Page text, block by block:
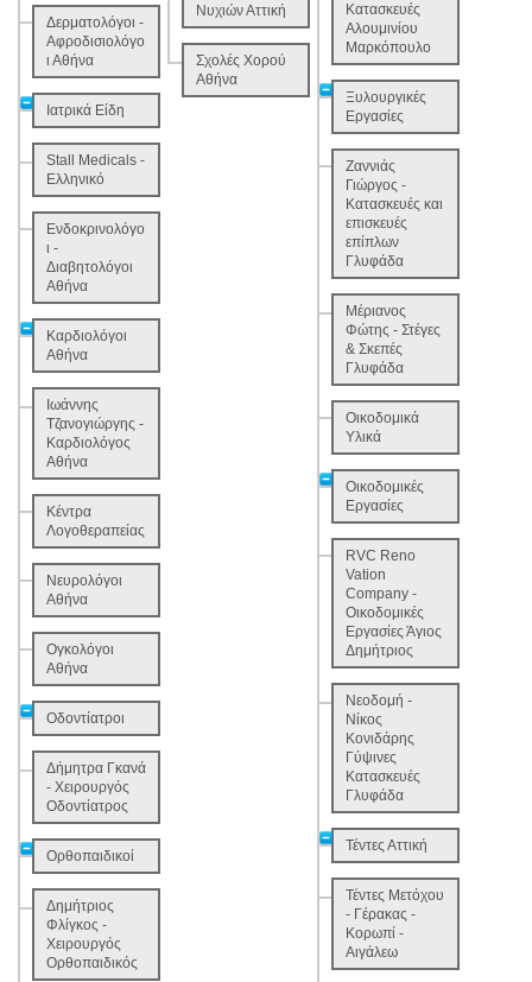
Δερματολόγοι -
Αφροδισιολόγο
ι Αθήνα
Ιατρικά Είδη
Stall Medicals -
Ελληνικό
Ενδοκρινολόγο
ι -
Διαβητολόγοι
Αθήνα
Καρδιολόγοι
Αθήνα
Ιωάννης
Τζανογιώργης -
Καρδιολόγος
Αθήνα
Κέντρα
Λογοθεραπείας
Νευρολόγοι
Αθήνα
Ογκολόγοι
Αθήνα
Οδοντίατροι
Δήμητρα Γκανά
- Χειρουργός
Οδοντίατρος
Ορθοπαιδικοί
Δημήτριος
Φλίγκος -
Χειρουργός
Ορθοπαιδικός
Νυχιών Αττική
Σχολές Χορού
Αθήνα
Κατασκευές
Αλουμινίου
Μαρκόπουλο
Ξυλουργικές
Εργασίες
Ζαννιάς
Γιώργος -
Κατασκευές και
επισκευές
επίπλων
Γλυφάδα
Μέριανος
Φώτης - Στέγες
& Σκεπές
Γλυφάδα
Οικοδομικά
Υλικά
Οικοδομικές
Εργασίες
RVC Reno
Vation
Company -
Οικοδομικές
Εργασίες Άγιος
Δημήτριος
Νεοδομή -
Νίκος
Κονιδάρης
Γύψινες
Κατασκευές
Γλυφάδα
Τέντες Αττική
Τέντες Μετόχου
- Γέρακας -
Κορωπί -
Αιγάλεω